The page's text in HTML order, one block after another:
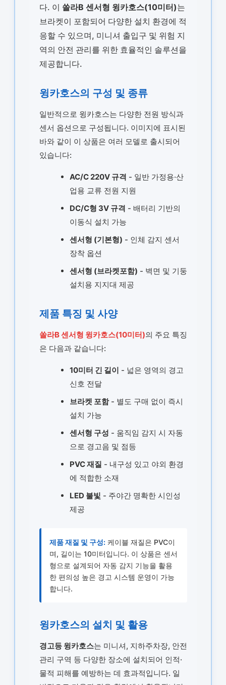
다. 이 쏠라B 센서형 윙카호스(10미터)는
브라켓이 포함되어 다양한 설치 환경에 적
응할 수 있으며, 미니셔 출입구 및 위험 지
역의 안전 관리를 위한 효율적인 솔루션을
제공합니다.
윙카호스의 구성 및 종류
일반적으로 윙카호스는 다양한 전원 방식과
센서 옵션으로 구성됩니다. 이미지에 표시된
바와 같이 이 상품은 여러 모델로 출시되어
있습니다:
AC/C 220V 규격 - 일반 가정용·산
업용 교류 전원 지원
DC/C형 3V 규격 - 배터리 기반의
이동식 설치 가능
센서형 (기본형) - 인체 감지 센서
장착 옵션
센서형 (브라켓포함) - 벽면 및 기둥
설치용 지지대 제공
제품 특징 및 사양
쏠라B 센서형 윙카호스(10미터)의 주요 특징
은 다음과 같습니다:
10미터 긴 길이 - 넓은 영역의 경고
신호 전달
브라켓 포함- 별도 구매 없이 즉시
설치 가능
센서형 구성 - 움직임 감지 시 자동
으로 경고음 및 점등
PVC 재질 - 내구성 있고 야외 환경
에 적합한 소재
LED 불빛 - 주야간 명확한 시인성
제공
제품 재질 및 구성:케이블 재질은 PVC이
며, 길이는 10미터입니다. 이 상품은 센서
형으로 설계되어 자동 감지 기능을 활용
한 편의성 높은 경고 시스템 운영이 가능
합니다.
윙카호스의 설치 및 활용
경고등 윙카호스는 미니셔, 지하주차장, 안전
관리 구역 등 다양한 장소에 설치되어 인적·
물적 피해를 예방하는 데 효과적입니다. 일